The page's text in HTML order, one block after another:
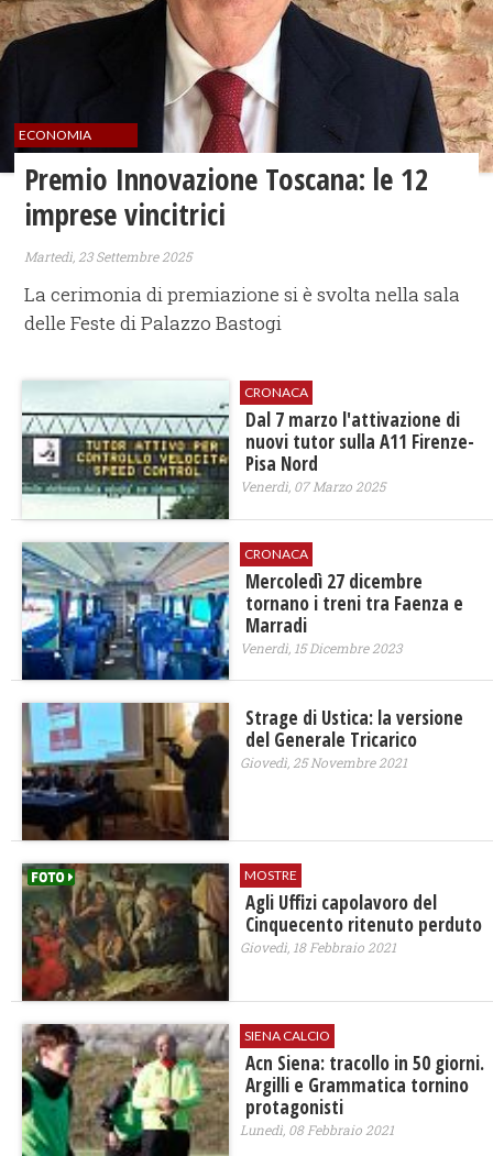
ECONOMIA
Premio Innovazione Toscana: le 12
imprese vincitrici
Martedì, 23 Settembre 2025
La cerimonia di premiazione si è svolta nella sala
delle Feste di Palazzo Bastogi
CRONACA
Dal 7 marzo l'attivazione di
nuovi tutor sulla A11 Firenze-
Pisa Nord
Venerdì, 07 Marzo 2025
CRONACA
Mercoledì 27 dicembre
tornano i treni tra Faenza e
Marradi
Venerdì, 15 Dicembre 2023
Strage di Ustica: la versione
del Generale Tricarico
Giovedì, 25 Novembre 2021
MOSTRE
Agli Uffizi capolavoro del
Cinquecento ritenuto perduto
Giovedì, 18 Febbraio 2021
SIENA CALCIO
Acn Siena: tracollo in 50 giorni.
Argilli e Grammatica tornino
protagonisti
Lunedì, 08 Febbraio 2021